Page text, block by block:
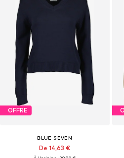
OFFRE
BLUE SEVEN
De 14,63 €